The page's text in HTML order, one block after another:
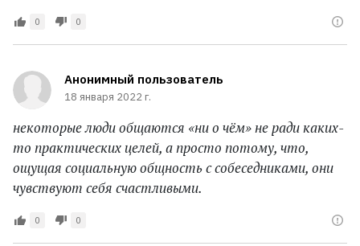
0 0
Анонимный пользователь
18 января 2022 г.
некоторые люди общаются «ни о чём» не ради каких-
то практических целей, а просто потому, что,
ощущая социальную общность с собеседниками, они
чувствуют себя счастливыми.
0 0